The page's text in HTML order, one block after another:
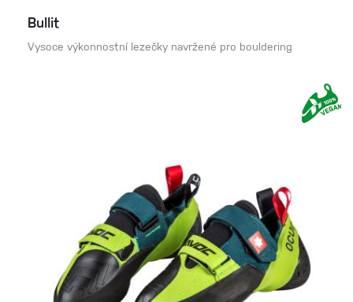
Bullit
Vysoce výkonnostní lezečky navržené pro bouldering